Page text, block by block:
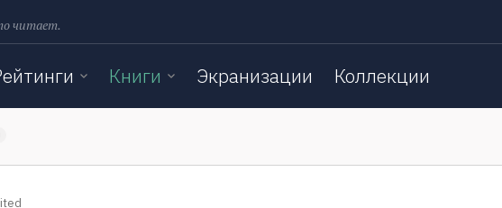
читает.
Книги Экранизации Коллекции